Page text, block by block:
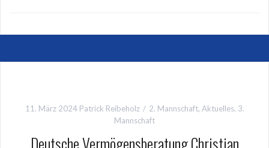
11. März 2024 Patrick Reibeholz 2. Mannschaft, Aktuelles, 3.
Mannschaft